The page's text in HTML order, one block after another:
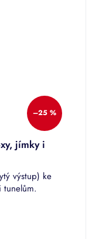
–25 %
jímky i
výstup) ke
tunelům.